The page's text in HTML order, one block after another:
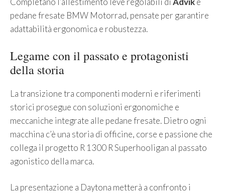
pedane fresate BMW Motorrad, pensate per garantire
adattabilità ergonomica e robustezza.
Legame con il passato e protagonisti
della storia
La transizione tra componenti moderni e riferimenti
storici prosegue con soluzioni ergonomiche e
meccaniche integrate alle pedane fresate. Dietro ogni
macchina c’è una storia di officine, corse e passione che
collega il progetto R 1300 R Superhooligan al passato
agonistico della marca.
La presentazione a Daytona metterà a confronto i